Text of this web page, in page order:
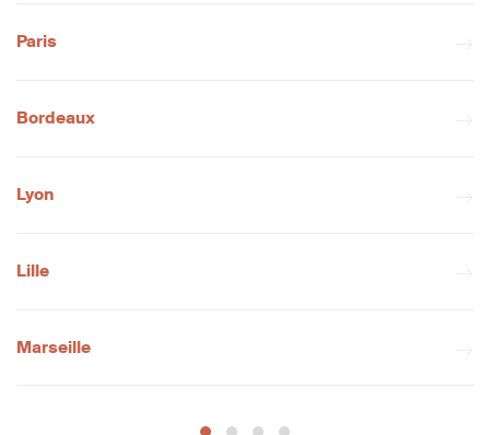
Paris
Bordeaux
Lyon
Lille
Marseille